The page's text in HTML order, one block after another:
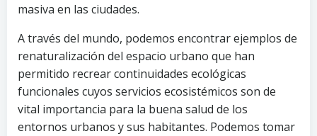
masiva en las ciudades.
A través del mundo, podemos encontrar ejemplos de
renaturalización del espacio urbano que han
permitido recrear continuidades ecológicas
funcionales cuyos servicios ecosistémicos son de
vital importancia para la buena salud de los
entornos urbanos y sus habitantes. Podemos tomar